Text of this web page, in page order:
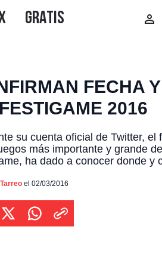
FECHA
2016
su cuenta oficial de Twitter, el
más importante y grande
ha dado a conocer donde y
cita se dará del jueves 4 al
luego […]
el 02/03/2016